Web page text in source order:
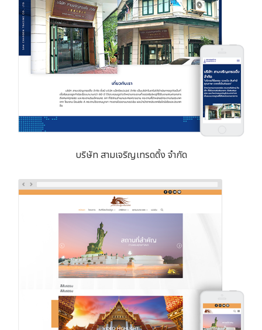
บริษัท สามเจริญเทรดดิ้ง จำกัด